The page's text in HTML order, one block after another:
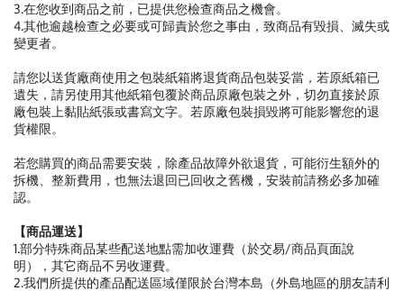
3.在您收到商品之前，已提供您檢查商品之機會。
4.其他逾越檢查之必要或可歸責於您之事由，致商品有毀損、滅失或
變更者。
請您以送貨廠商使用之包裝紙箱將退貨商品包裝妥當，若原紙箱已
遺失，請另使用其他紙箱包覆於商品原廠包裝之外，切勿直接於原
廠包裝上黏貼紙張或書寫文字。若原廠包裝損毀將可能影響您的退
貨權限。
若您購買的商品需要安裝，除產品故障外欲退貨，可能衍生額外的
拆機、整新費用，也無法退回已回收之舊機，安裝前請務必多加確
認。
【商品運送】
1.部分特殊商品某些配送地點需加收運費（於交易/商品頁面說
明），其它商品不另收運費。
2.我們所提供的產品配送區域僅限於台灣本島（外島地區的朋友請利